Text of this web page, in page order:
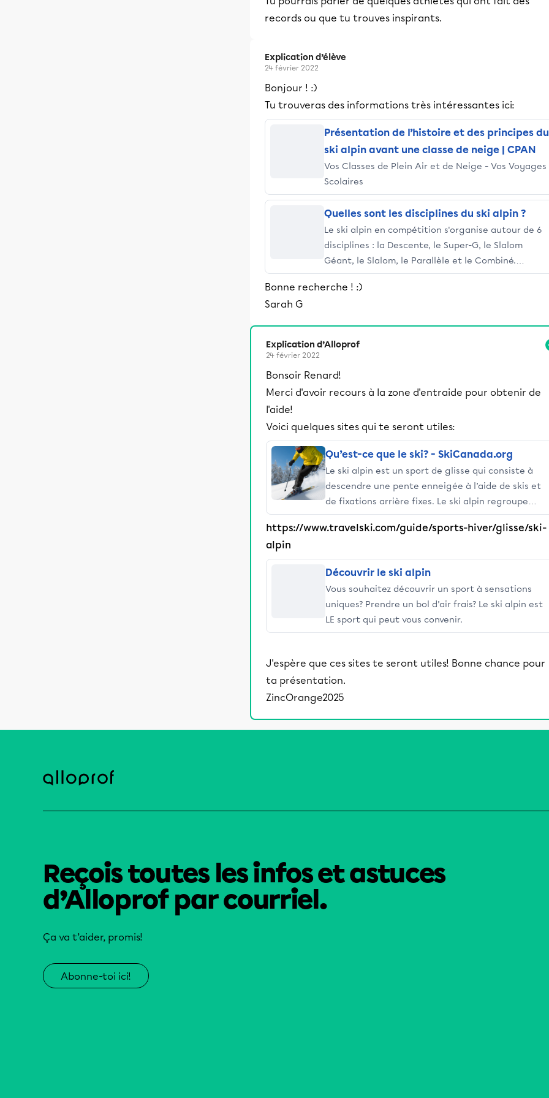
records ou que tu trouves inspirants.
Explication d’élève
24 février 2022
Bonjour ! :)
Tu trouveras des informations très intéressantes ici:
Présentation de l’histoire et des principes du
ski alpin avant une classe de neige | CPAN
Vos Classes de Plein Air et de Neige - Vos Voyages
Scolaires
Quelles sont les disciplines du ski alpin ?
Le ski alpin en compétition s'organise autour de 6
disciplines : la Descente, le Super-G, le Slalom
Géant, le Slalom, le Parallèle et le Combiné.
Épreuves de vitesse ou de technique, ces 6
disciplines sont disputées sur différentes coupes
Bonne recherche ! :)
Sarah G
Explication d’Alloprof
24 février 2022
Bonsoir Renard!
Merci d'avoir recours à la zone d'entraide pour obtenir de
l'aide!
Voici quelques sites qui te seront utiles:
Qu’est-ce que le ski? - SkiCanada.org
Le ski alpin est un sport de glisse qui consiste à
descendre une pente enneigée à l’aide de skis et
de fixations arrière fixes. Le ski alpin regroupe
différents styles. Le ski alpin se distingue du ski de
haute montagne; du ski nordique, comme le ski de
https://www.travelski.com/guide/sports-hiver/glisse/ski-
alpin
Découvrir le ski alpin
Vous souhaitez découvrir un sport à sensations
uniques? Prendre un bol d’air frais? Le ski alpin est
LE sport qui peut vous convenir.
J'espère que ces sites te seront utiles! Bonne chance pour
ta présentation.
ZincOrange2025
Reçois toutes les infos et astuces
d’Alloprof par courriel.
Ça va t’aider, promis!
Abonne-toi ici!